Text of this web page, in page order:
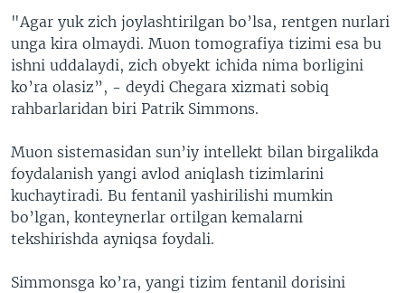
"Agar yuk zich joylashtirilgan bo’lsa, rentgen nurlari
unga kira olmaydi. Muon tomografiya tizimi esa bu
ishni uddalaydi, zich obyekt ichida nima borligini
ko’ra olasiz”, - deydi Chegara xizmati sobiq
rahbarlaridan biri Patrik Simmons.
Muon sistemasidan sun’iy intellekt bilan birgalikda
foydalanish yangi avlod aniqlash tizimlarini
kuchaytiradi. Bu fentanil yashirilishi mumkin
bo’lgan, konteynerlar ortilgan kemalarni
tekshirishda ayniqsa foydali.
Simmonsga ko’ra, yangi tizim fentanil dorisini